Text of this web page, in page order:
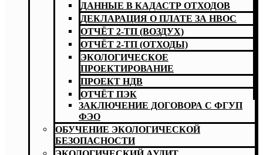
ДАННЫЕ В КАДАСТР ОТХОДОВ
ДЕКЛАРАЦИЯ О ПЛАТЕ ЗА НВОС
ОТЧЁТ 2-ТП (ВОЗДУХ)
ОТЧЁТ 2-ТП (ОТХОДЫ)
ЭКОЛОГИЧЕСКОЕ
ПРОЕКТИРОВАНИЕ
ПРОЕКТ НДВ
ОТЧЁТ ПЭК
ЗАКЛЮЧЕНИЕ ДОГОВОРА С ФГУП
ФЭО
ОБУЧЕНИЕ ЭКОЛОГИЧЕСКОЙ
БЕЗОПАСНОСТИ